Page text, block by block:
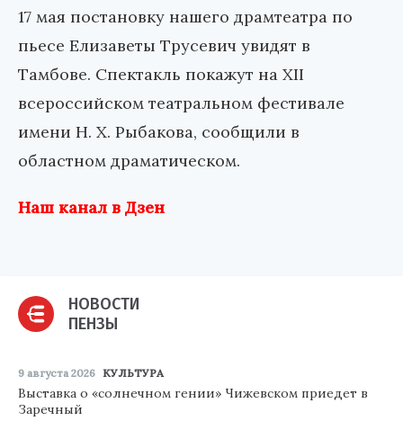
17 мая постановку нашего драмтеатра по
пьесе Елизаветы Трусевич увидят в
Тамбове. Спектакль покажут на XII
всероссийском театральном фестивале
имени Н. Х. Рыбакова, сообщили в
областном драматическом.
Наш канал в Дзен
НОВОСТИ
ПЕНЗЫ
9 августа 2026 КУЛЬТУРА
Выставка о «солнечном гении» Чижевском приедет в
Заречный